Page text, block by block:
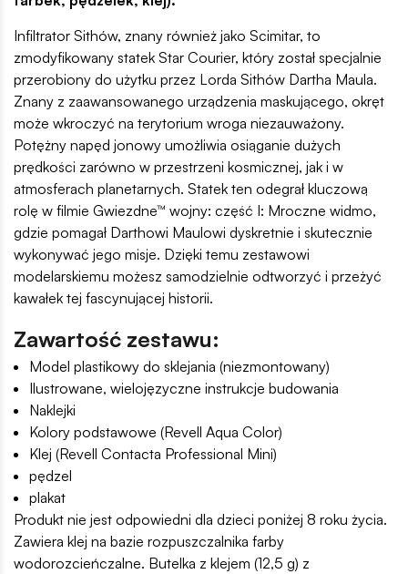
Infiltrator Sithów, znany również jako Scimitar, to
zmodyfikowany statek Star Courier, który został specjalnie
przerobiony do użytku przez Lorda Sithów Dartha Maula.
Znany z zaawansowanego urządzenia maskującego, okręt
może wkroczyć na terytorium wroga niezauważony.
Potężny napęd jonowy umożliwia osiąganie dużych
prędkości zarówno w przestrzeni kosmicznej, jak i w
atmosferach planetarnych. Statek ten odegrał kluczową
rolę w filmie Gwiezdne™ wojny: część I: Mroczne widmo,
gdzie pomagał Darthowi Maulowi dyskretnie i skutecznie
wykonywać jego misje. Dzięki temu zestawowi
modelarskiemu możesz samodzielnie odtworzyć i przeżyć
kawałek tej fascynującej historii.
Zawartość zestawu:
Model plastikowy do sklejania (niezmontowany)
Ilustrowane, wielojęzyczne instrukcje budowania
Naklejki
Kolory podstawowe (Revell Aqua Color)
Klej (Revell Contacta Professional Mini)
pędzel
plakat
Produkt nie jest odpowiedni dla dzieci poniżej 8 roku życia.
Zawiera klej na bazie rozpuszczalnika farby
wodorozcieńczalne. Butelka z klejem (12,5 g) z